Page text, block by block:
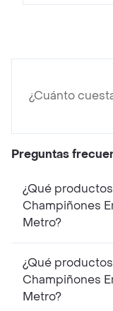
¿Cuánto
Preguntas
¿Qué
Champiñones
Metro?
¿Qué
Champiñones
Metro?